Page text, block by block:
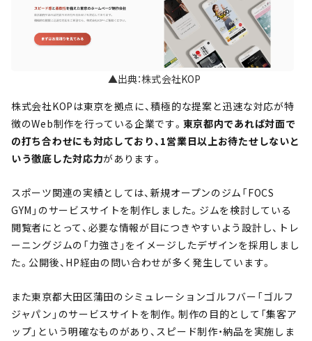
▲出典：株式会社KOP
株式会社KOPは東京を拠点に、積極的な提案と迅速な対応が特
徴のWeb制作を行っている企業です。 東京都内であれば対面で
の打ち合わせにも対応しており、1営業日以上お待たせしないと
いう徹底した対応力があります。
スポーツ関連の実績としては、新規オープンのジム「FOCS
GYM」のサービスサイトを制作しました。ジムを検討している
閲覧者にとって、必要な情報が目につきやすいよう設計し、トレ
ーニングジムの「力強さ」をイメージしたデザインを採用しまし
た。公開後、HP経由の問い合わせが多く発生しています。
また東京都大田区蒲田のシミュレーションゴルフバー「ゴルフ
ジャパン」のサービスサイトを制作。制作の目的として「集客ア
ップ」という明確なものがあり、スピード制作・納品を実施しま